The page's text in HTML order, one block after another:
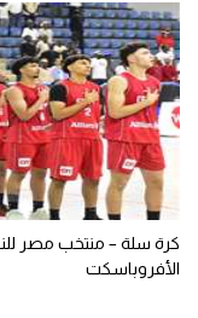
كرة سلة – منتخب مصر
الأفروباسكت